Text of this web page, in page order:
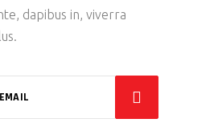
dapibus in, viverra